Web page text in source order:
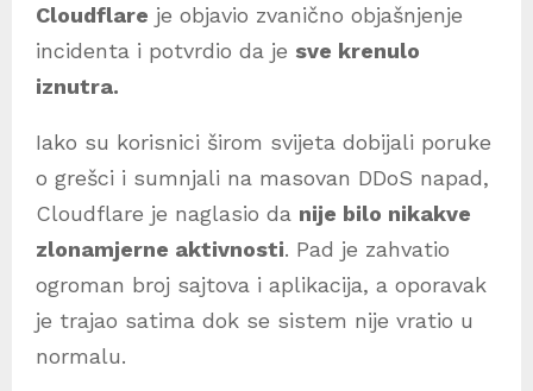
Cloudflare je objavio zvanično objašnjenje
incidenta i potvrdio da je sve krenulo
iznutra.
Iako su korisnici širom svijeta dobijali poruke
o grešci i sumnjali na masovan DDoS napad,
Cloudflare je naglasio da nije bilo nikakve
zlonamjerne aktivnosti. Pad je zahvatio
ogroman broj sajtova i aplikacija, a oporavak
je trajao satima dok se sistem nije vratio u
normalu.